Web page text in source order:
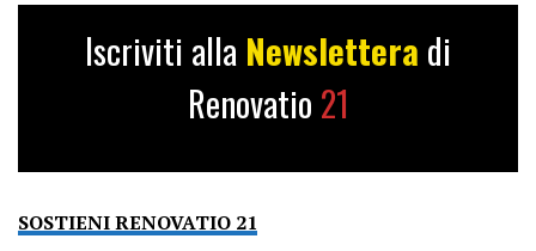
Iscriviti alla Newslettera di
Renovatio 21
SOSTIENI RENOVATIO 21